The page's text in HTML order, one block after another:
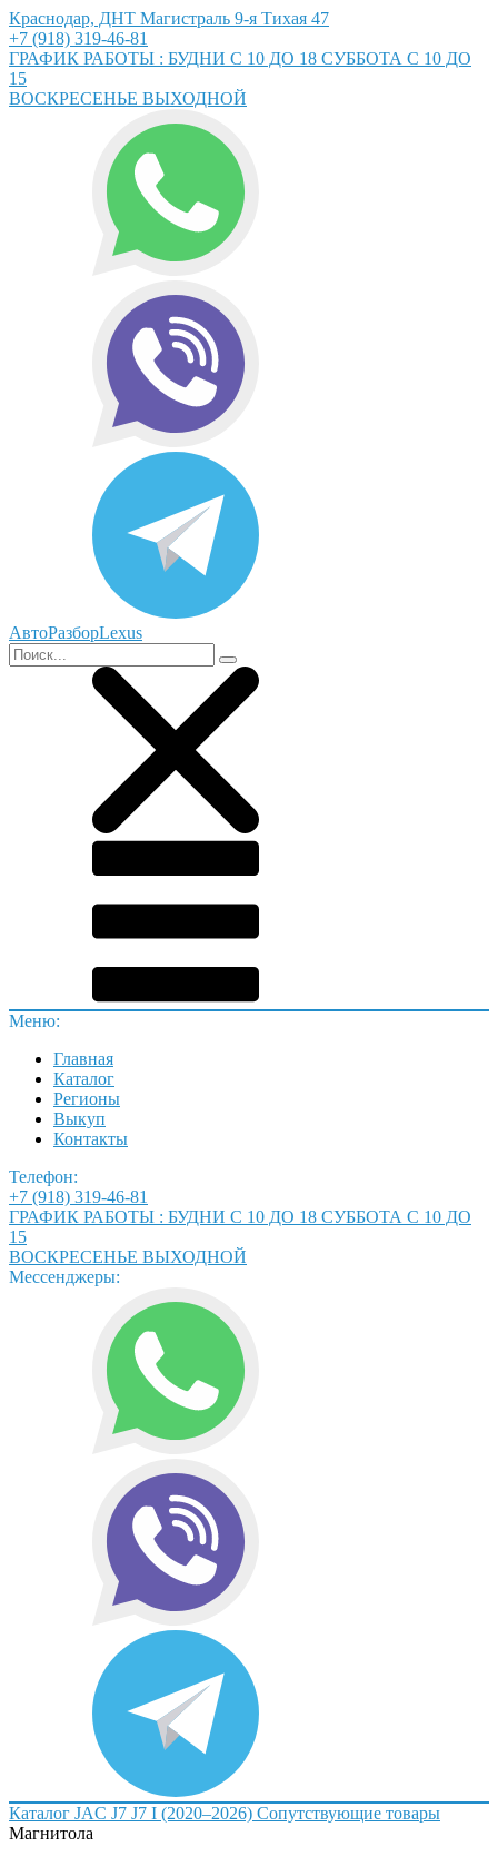
Краснодар, ДНТ Магистраль 9-я Тихая 47
+7 (918) 319-46-81
ГРАФИК РАБОТЫ : БУДНИ С 10 ДО 18 СУББОТА С 10 ДО
15
ВОСКРЕСЕНЬЕ ВЫХОДНОЙ
АвтоРазборLexus
Меню:
Главная
Каталог
Регионы
Выкуп
Контакты
Телефон:
+7 (918) 319-46-81
ГРАФИК РАБОТЫ : БУДНИ С 10 ДО 18 СУББОТА С 10 ДО
15
ВОСКРЕСЕНЬЕ ВЫХОДНОЙ
Мессенджеры:
Каталог JAC J7 J7 I (2020–2026) Сопутствующие товары
Магнитола